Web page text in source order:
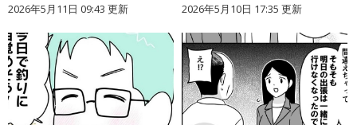
2026年5月11日 09:43 更新 2026年5月10日 17:35 更新